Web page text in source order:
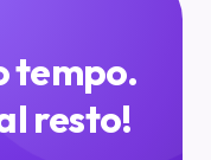
tempo.
resto!